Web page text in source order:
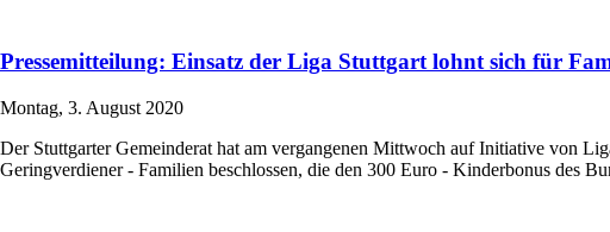
Pressemitteilung: Einsatz der Liga Stuttgart lohnt sich für
Montag, 3. August 2020
Der Stuttgarter Gemeinderat hat am vergangenen Mittwoch auf Initiative von
Geringverdiener - Familien beschlossen, die den 300 Euro - Kinderbonus des